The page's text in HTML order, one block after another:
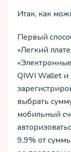
Итак, как
Первый
«Легкий
QIWI Wallet и
выбрать
мобильный
9,9% от